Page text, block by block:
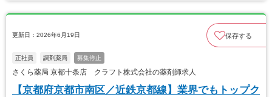
更新日：2026年6月19日 保存する
正社員 調剤薬局 募集停止
さくら薬局 京都十条店 クラフト株式会社の薬剤師求人
【京都府京都市南区／近鉄京都線】業界でもトップク